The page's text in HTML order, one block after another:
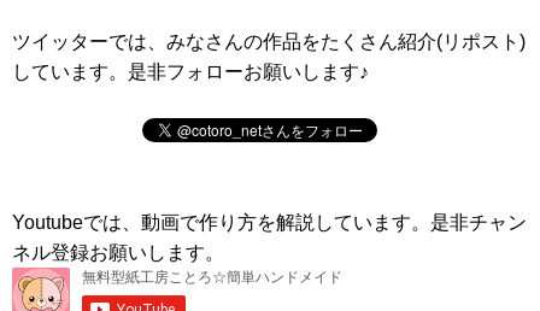
ツイッターでは、みなさんの作品をたくさん紹介(リポスト)
しています。是非フォローお願いします♪
Youtubeでは、動画で作り方を解説しています。是非チャン
ネル登録お願いします。